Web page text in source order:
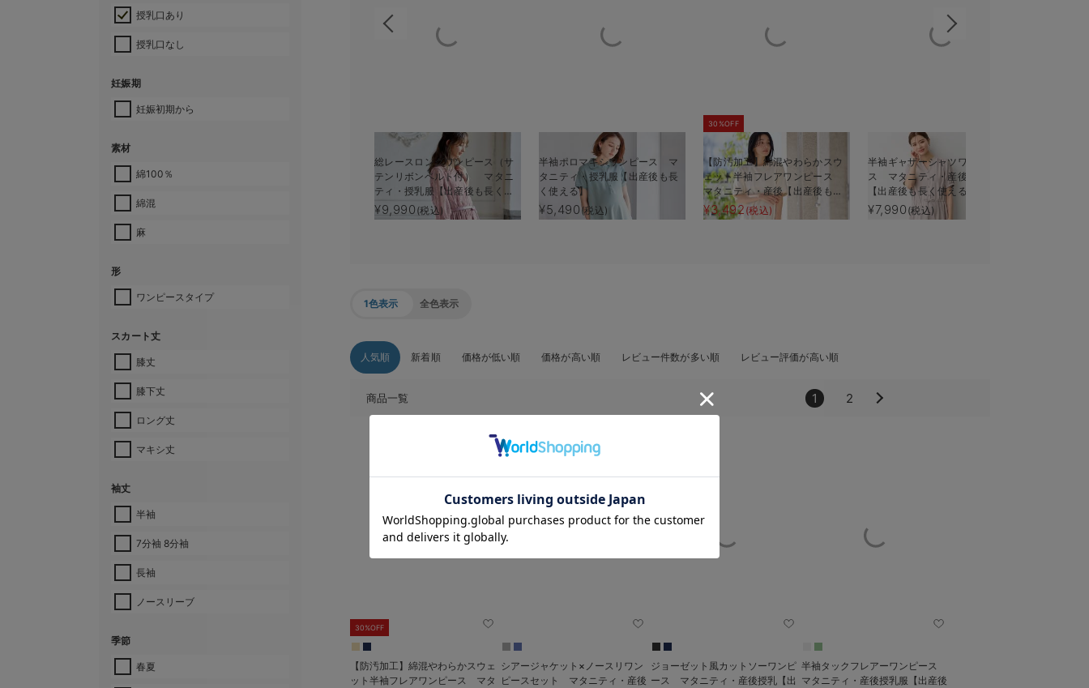
授乳口あり
授乳口なし
妊娠期
妊娠初期から
素材
綿100％
綿混
麻
形
ワンピースタイプ
スカート丈
膝丈
膝下丈
ロング丈
マキシ丈
袖丈
半袖
7分袖 8分袖
長袖
ノースリーブ
季節
春夏
総レースロングワンピース（サ
テンリボンベルト付） マタニ
ティ・授乳服【出産後も長く使
える】
¥9,990 (税込)
半袖ポロマキシワンピース マ
タニティ・授乳服【出産後も長
く使える】
¥5,490(税込)
30%OFF
【防汚加工】綿混やわらかスウ
ェット半袖フレアワンピース
マタニティ・産後【出産後も長
く使える】
¥3,492 (税込)
半袖ギャザーシャツワンピー
ス マタニティ・産後授乳服
【出産後も長く使える】
¥7,990 (税込)
1色表示 全色表示
人気順 新着順 価格が低い順 価格が高い順 レビュー件数が多い順 レビュー評価が高い順
商品一覧 1 2
30%OFF
【防汚加工】綿混やわらかスウェ
ット半袖フレアワンピース マタ
シアージャケット×ノースリワン
ピースセット マタニティ・産後
ジョーゼット風カットソーワンピ
ース マタニティ・産後授乳【出
半袖タックフレアーワンピース
マタニティ・産後授乳服【出産後
お気に入り商品を確認する